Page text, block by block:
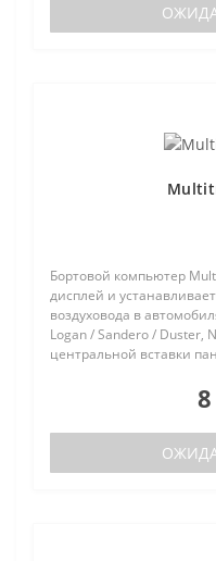
Бортовой компьютер
дисплей и
воздуховода в
Logan / Sandero / Duster,
центральной вставки